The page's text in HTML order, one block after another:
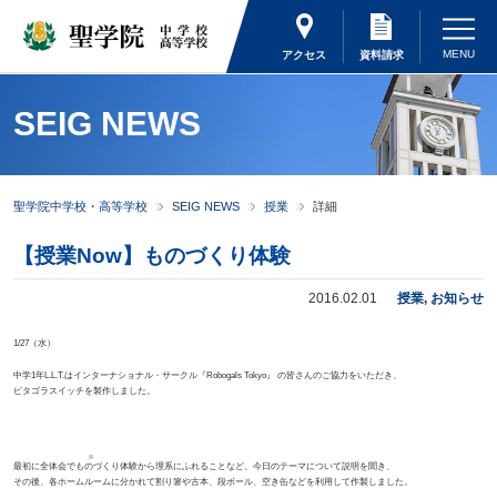
アクセス 資料請求
SEIG NEWS
聖学院中学校・高等学校 SEIG NEWS 授業 詳細
【授業Now】ものづくり体験
2016.02.01 授業, お知らせ
1/27（水）
中学1年L.L.T.はインターナショナル・サークル『 Robogals Tokyo』 の皆さんのご協力をいただき、
ピタゴラスイッチを製作しました。
最初に全体会でものづくり体験から理系にふれることなど、今日のテーマについて説明を聞き、
その後、各ホームルームに分かれて割り箸や古本、段ボール、空き缶などを利用して作製しました。